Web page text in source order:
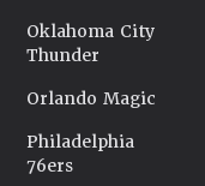
Oklahoma City
Thunder
Orlando Magic
Philadelphia
76ers